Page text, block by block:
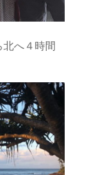
へ４時間